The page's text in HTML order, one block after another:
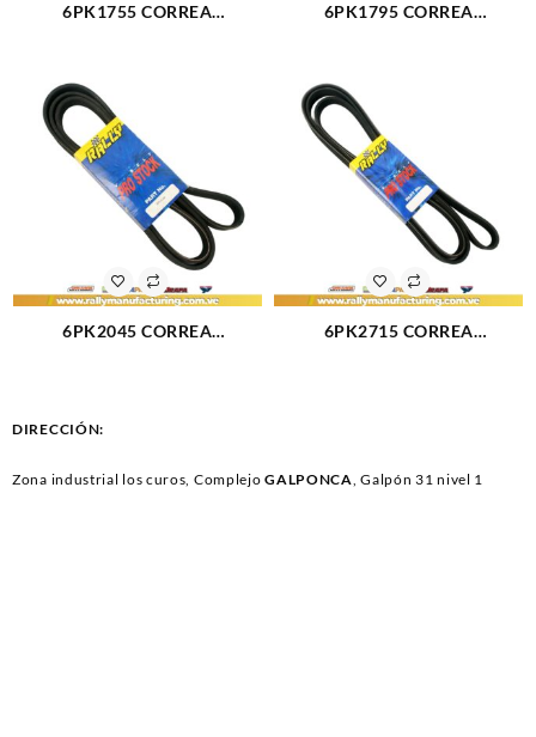
6PK1755 CORREA
SIMBOL LOGAN (2709)
6PK1795 CORREA
6PK2045 CORREA
6PK2715 CORREA
DIRECCIÓN:
Zona industrial los curos, ComplejoGALPONCA, Galpón 31 nivel 1